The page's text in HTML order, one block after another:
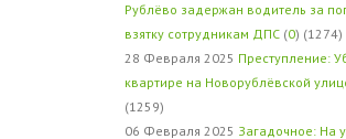
Рублёво задержан водитель за
взятку сотрудникам ДПС (0) (1274)
28 Февраля 2025 Преступление:
квартире на Новорублёвской
(1259)
06 Февраля 2025 Загадочное: На